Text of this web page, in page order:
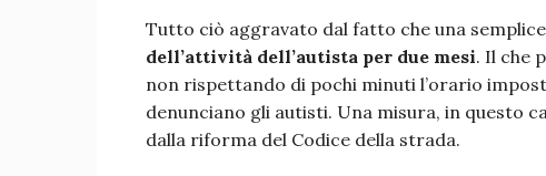
Tutto ciò aggravato dal fatto che una
dell’attività dell’autista per due mesi. Il che
non rispettando di pochi minuti l’orario
denunciano gli autisti. Una misura, in questo
dalla riforma del Codice della strada.